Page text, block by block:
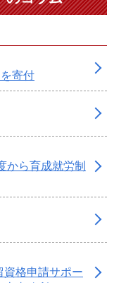
寄付
から育成就労制
資格申請サポー